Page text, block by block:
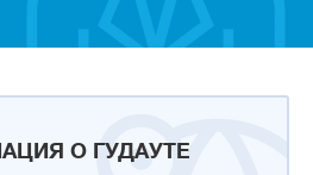
О ГУДАУТЕ